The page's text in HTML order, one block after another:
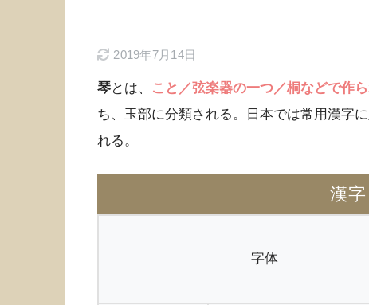
2019年7月14日
琴とは、 こと／弦楽器の一つ／桐などで作
ち、玉部に分類される。日本では常用漢字
れる。
漢字
字体